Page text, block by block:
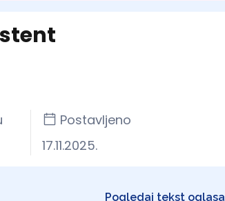
Postavljeno
17.11.2025.
Pogledaj tekst oglasa